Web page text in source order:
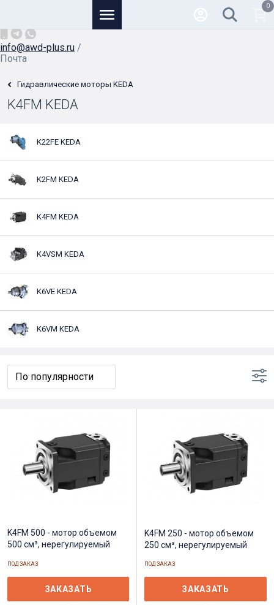
info@awd-plus.ru /
Почта
0
Гидравлические моторы KEDA
K4FM KEDA
K22FE KEDA
K2FM KEDA
K4FM KEDA
K4VSM KEDA
K6VE KEDA
K6VM KEDA
K4FM 500 - мотор объемом
500 см³, нерегулируемый
ПОД ЗАКАЗ
ЗАКАЗАТЬ
K4FM 250 - мотор объемом
250 см³, нерегулируемый
ПОД ЗАКАЗ
ЗАКАЗАТЬ